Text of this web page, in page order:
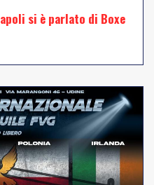
si è parlato di Boxe